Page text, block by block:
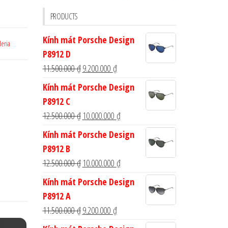
cho:
PRODUCTS
Kính mát Porsche Design
P8912 D
11.500.000₫Giá
gốc
11.500.000 ₫.
9.200.000 ₫Giá
hiện
là:
9.200.000 ₫.
Kính mát Porsche Design
P8912 C
12.500.000₫ Giá
gốc
12.500.000 ₫.
10.000.000 ₫Giá
hiện
tại
là:
10.000.000 ₫.
Kính mát Porsche Design
P8912 B
12.500.000₫ Giá
gốc
12.500.000 ₫.
10.000.000 ₫Giá
hiện
tại
10.000.000 ₫.
Kính mát Porsche Design
P8912 A
11.500.000₫Giá
gốc
9.200.000 ₫Giá
hiện